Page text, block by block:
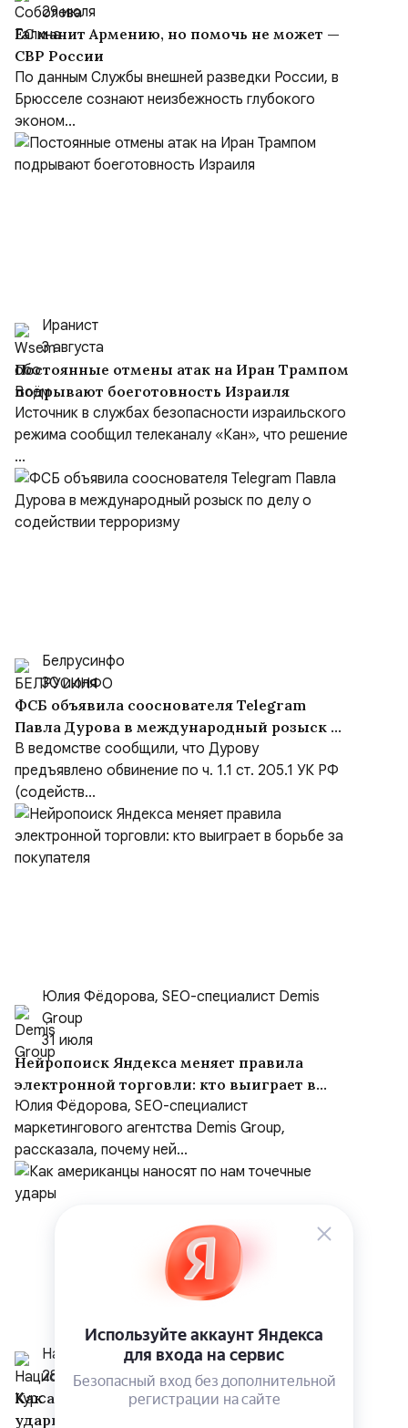
29 июля
ЕС манит Армению, но помочь не может —
СВР России
По данным Службы внешней разведки России, в
Брюсселе сознают неизбежность глубокого
эконом...
Иранист
3 августа
Постоянные отмены атак на Иран Трампом
подрывают боеготовность Израиля
Источник в службах безопасности израильского
режима сообщил телеканалу «Кан», что решение
...
Белрусинфо
30 июля
ФСБ объявила сооснователя Telegram
Павла Дурова в международный розыск по
делу о содействии терроризму
В ведомстве сообщили, что Дурову
предъявлено обвинение по ч. 1.1 ст. 205.1 УК РФ
(содейств...
Юлия Фёдорова, SEO-специалист Demis
Group
31 июля
Нейропоиск Яндекса меняет правила
электронной торговли: кто выиграет в
борьбе за покупателя
Юлия Фёдорова, SEO-специалист
маркетингового агентства Demis Group,
рассказала, почему ней...
Национальный Курс
28 июля
Как американцы наносят по нам точечные
удары